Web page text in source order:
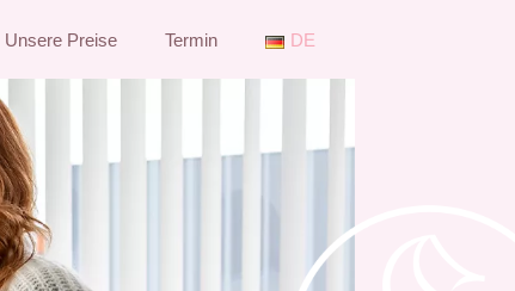
Unsere Preise Termin DE